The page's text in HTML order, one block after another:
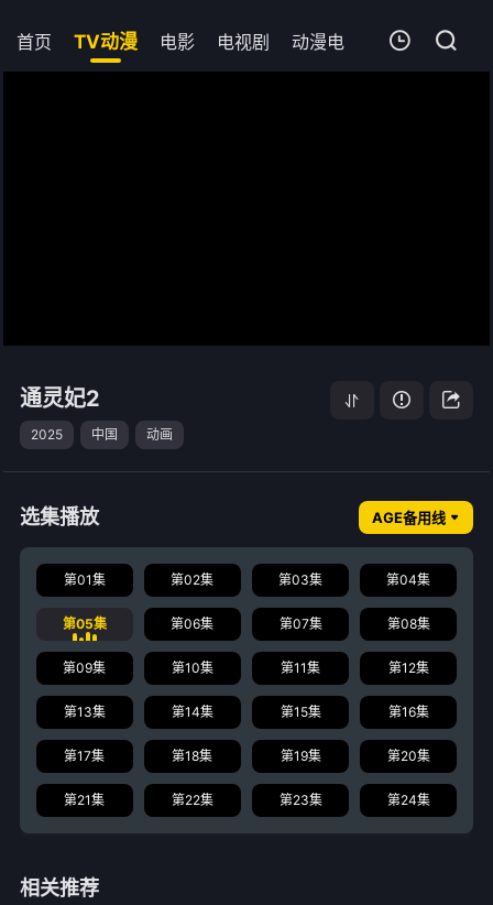
首页 TV动漫 电影 电视剧 动漫电影 短剧 今日
通灵妃2
2025 中国 动画
选集播放 AGE备用线
第01集 第02集 第03集 第04集
第05集 第06集 第07集 第08集
第09集 第10集 第11集 第12集
第13集 第14集 第15集 第16集
第17集 第18集 第19集 第20集
第21集 第22集 第23集 第24集
相关推荐